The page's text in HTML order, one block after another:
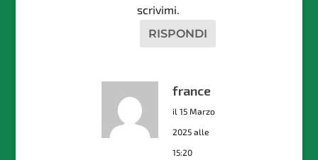
scrivimi.
RISPONDI
france
il 15 Marzo
2025 alle
15:20